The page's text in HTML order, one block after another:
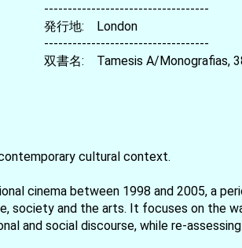
-----------------------------------
発行地: London
-----------------------------------
双書名: Tamesis A/Monografias,
cultural context.
cinema between 1998 and 2005, a
society and the arts. It focuses on the
and social discourse, while re-